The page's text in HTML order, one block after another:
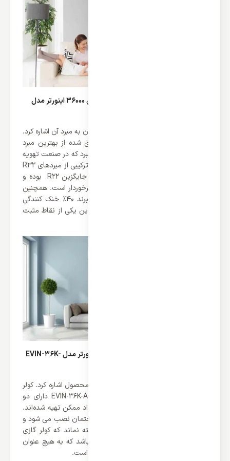
گاز مبرد R410a در کولر گازی دیواری ایوولی 36000 اینورتر مدل
از دیگر نکات برجسته این محصول می توان به مبرد آن اشاره کرد.
خوشبختانه این بار نیز برند ایوولی موفق شده از بهترین مبرد
موجود در بازار یعنی گاز مبرد R410a بهره ببرد که در صنعت تهویه
مطبوع ها بی نظیر است. گاز مبرد R410a ترکیبی از مبردهای R32
و R125 می باشد. گاز مبرد R410 بهترین جایگزین R22 بوده و
همانند این گاز از انعطاف پذیری بالایی برخوردار است. همچنین
کمپرسور های که از گاز R410a بهره می برند 40% خنک کنندگی
بالاتری نسبت به گاز های R22 دارند که این یکی از نقاط مثبت
طراحی کولر گازی دیواری ایوولی 36000 اینورتر مدل EVIN-36K-
و اما در آخر می توان به نوع طراحی این محصول اشاره کرد. کولر
گازی دیواری ایوولی 36000 اینورتر مدل EVIN-36K-A دارای دو
یونیت می باشد که هر کدام با بهترین مواد ممکن تهیه شده‌اند.
یونیت خارجی این محصول در بیرون ساختمان نصب می شود و
دارای بالا ترین مقاومت می باشد. ناگفته نماند که کولر گازی
دیواری ایوولی دارای رادیاتور طلایی می باشد که به هیچ عنوان
زنگ نمی زند و طول عمر دستگاه را با برده است.